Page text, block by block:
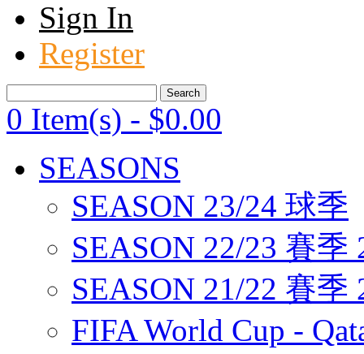
Sign In
Register
0 Item(s) - $0.00
SEASONS
SEASON 23/24 球季
SEASON 22/23 賽季
SEASON 21/22 賽季
FIFA World Cup -